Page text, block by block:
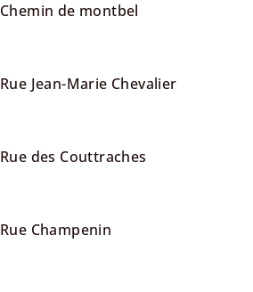
Chemin de montbel
Rue Jean-Marie Chevalier
Rue des Couttraches
Rue Champenin